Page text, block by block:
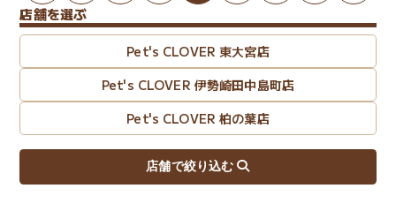
店舗を選ぶ
Pet's CLOVER 東大宮店
Pet's CLOVER 伊勢崎田中島町店
Pet's CLOVER 柏の葉店